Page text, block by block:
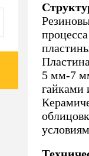
5 мм-7
гайками